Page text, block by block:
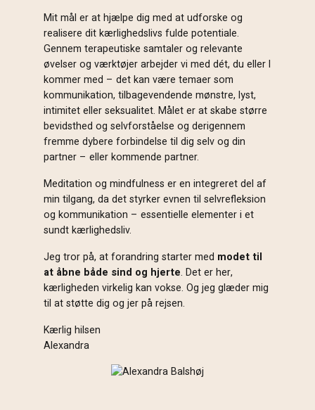
Mit mål er at hjælpe dig med at udforske og
realisere dit kærlighedslivs fulde potentiale.
Gennem terapeutiske samtaler og relevante
øvelser og værktøjer arbejder vi med dét, du eller I
kommer med – det kan være temaer som
kommunikation, tilbagevendende mønstre, lyst,
intimitet eller seksualitet. Målet er at skabe større
bevidsthed og selvforståelse og derigennem
fremme dybere forbindelse til dig selv og din
partner – eller kommende partner.
Meditation og mindfulness er en integreret del af
min tilgang, da det styrker evnen til selvrefleksion
og kommunikation – essentielle elementer i et
sundt kærlighedsliv.
Jeg tror på, at forandring starter med modet til
at åbne både sind og hjerte. Det er her,
kærligheden virkelig kan vokse. Og jeg glæder mig
til at støtte dig og jer på rejsen.
Kærlig hilsen
Alexandra